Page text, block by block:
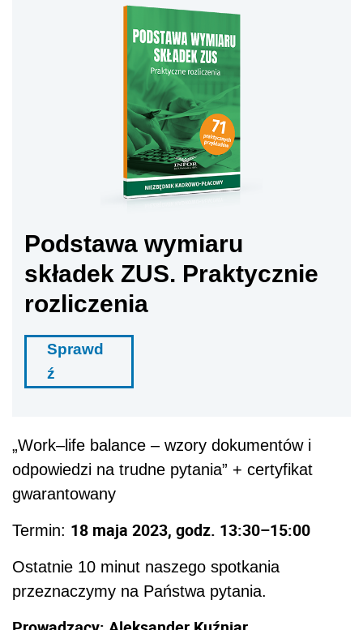
Podstawa wymiaru
składek ZUS. Praktycznie
rozliczenia
Sprawd
ź
„Work–life balance – wzory dokumentów i
odpowiedzi na trudne pytania” + certyfikat
gwarantowany
Termin: 18 maja 2023, godz. 13:30–15:00
Ostatnie 10 minut naszego spotkania
przeznaczymy na Państwa pytania.